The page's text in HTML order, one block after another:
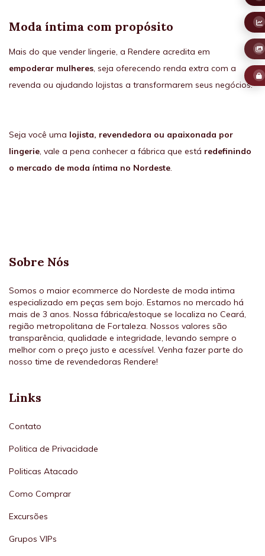
Moda íntima com propósito
Mais do que vender lingerie, a Rendere acredita em
empoderar mulheres , seja oferecendo renda extra com a
revenda ou ajudando lojistas a transformarem seus negócios.
Seja você uma lojista, revendedora ou apaixonada por
lingerie , vale a pena conhecer a fábrica que está redefinindo
o mercado de moda íntima no Nordeste
Sobre Nós
Somos o maior ecommerce do Nordeste de moda intima
especializado em peças sem bojo. Estamos no mercado há
mais de 3 anos. Nossa fábrica/estoque se localiza no Ceará,
região metropolitana de Fortaleza. Nossos valores são
transparência, qualidade e integridade, levando sempre o
melhor com o preço justo e acessível. Venha fazer parte do
nosso time de revendedoras Rendere!
Links
Contato
Politica de Privacidade
Politicas Atacado
Como Comprar
Excursões
Grupos VIPs